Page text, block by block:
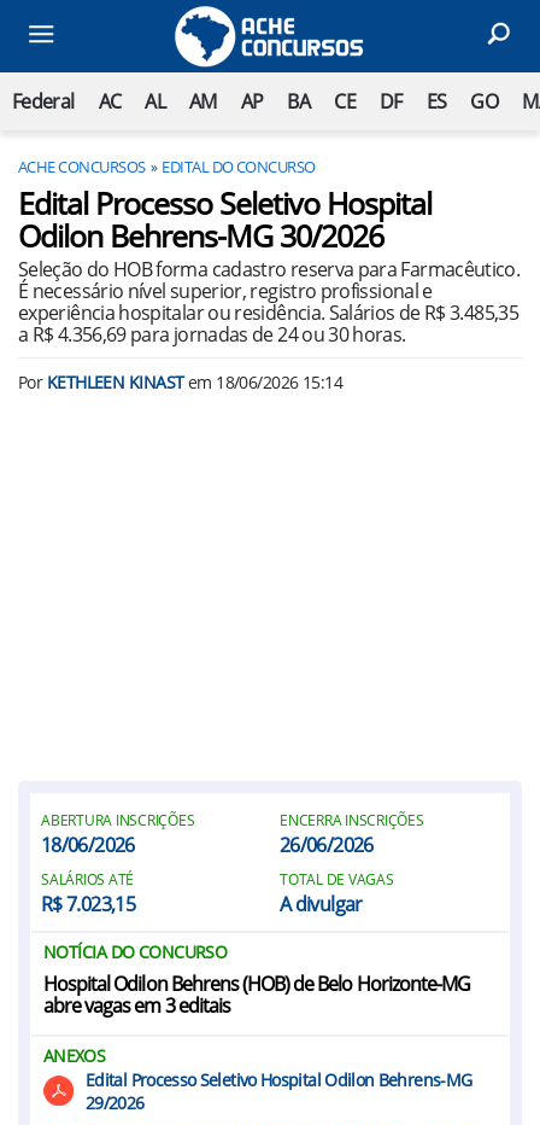
Federal AC AL AM AP BA CE DF ES GO
ACHE CONCURSOS EDITAL DO CONCURSO
Edital Processo Seletivo Hospital
Odilon Behrens-MG 30/2026
Seleção do HOB forma cadastro reserva para Farmacêutico.
É necessário nível superior, registro profissional e
experiência hospitalar ou residência. Salários de R$ 3.485,35
a R$ 4.356,69 para jornadas de 24 ou 30 horas.
Por KETHLEEN KINASTem 18/06/2026 15:14
ABERTURA INSCRIÇÕES
18/06/2026
ENCERRA INSCRIÇÕES
26/06/2026
SALÁRIOS ATÉ
R$ 7.023,15
TOTAL DE VAGAS
A divulgar
NOTÍCIA DO CONCURSO
Hospital Odilon Behrens (HOB) de Belo Horizonte-MG
abre vagas em 3 editais
ANEXOS
Edital Processo Seletivo Hospital Odilon Behrens-MG
29/2026